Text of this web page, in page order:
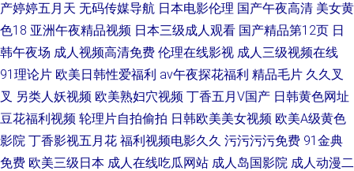
产婷婷五月天 无码传媒导航 日本电影伦理 国产午夜高清 美女黄
色18 亚洲午夜精品视频 日本三级成人观看 国产精品第12页 日
韩午夜场 成人视频高清免费 伦理在线影视 成人三级视频在线
91理论片 欧美日韩性爱福利 av午夜探花福利 精品毛片 久久叉
叉 另类人妖视频 欧美熟妇穴视频 丁香五月V国产 日韩黄色网址
豆花福利视频 轮理片自拍偷拍 日韩欧美美女视频 欧美A级黄色
影院 丁香影视五月花 福利视频电影久久 污污污污免费 91金典
免费 欧美三级日本 成人在线吃瓜网站 成人岛国影院 成人动漫二